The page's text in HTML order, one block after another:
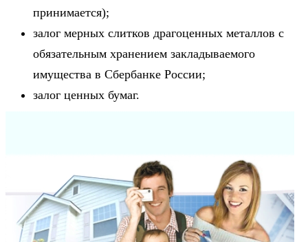
принимается);
залог мерных слитков драгоценных металлов с
обязательным хранением закладываемого
имущества в Сбербанке России;
залог ценных бумаг.